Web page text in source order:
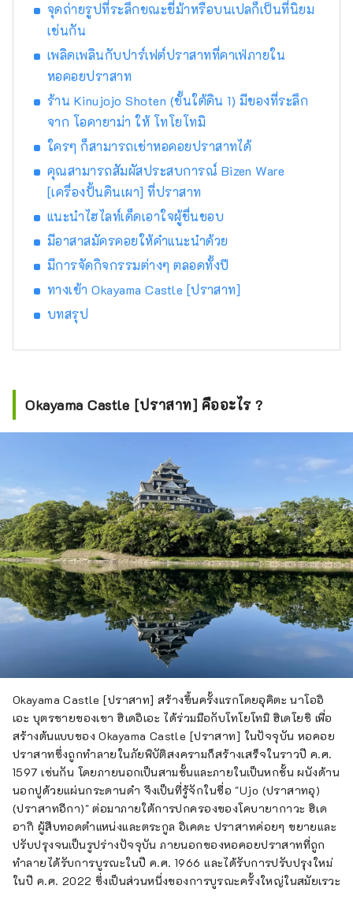
จุดถ่ายรูปที่ระลึกขณะขี่ม้าหรือบนเปลก็เป็นที่นิยม
เช่นกัน
เพลิดเพลินกับปาร์เฟต์ปราสาทที่คาเฟ่ภายใน
หอคอยปราสาท
ร้าน Kinujojo Shoten (ชั้นใต้ดิน 1) มีของที่ระลึก
จาก โอคายาม่า ให้ โทโยโทมิ
ใครๆ ก็สามารถเช่าหอคอยปราสาทได้
คุณสามารถสัมผัสประสบการณ์ Bizen Ware
[เครื่องปั้นดินเผา] ที่ปราสาท
แนะนำไฮไลท์เด็ดเอาใจผู้ชื่นชอบ
มีอาสาสมัครคอยให้คำแนะนำด้วย
มีการจัดกิจกรรมต่างๆ ตลอดทั้งปี
ทางเข้า Okayama Castle [ปราสาท]
บทสรุป
Okayama Castle [ปราสาท] คืออะไร ?
Okayama Castle [ปราสาท] สร้างขึ้นครั้งแรกโดยอุคิตะ นาโออิ
เอะ บุตรชายของเขา ฮิเดอิเอะ ได้ร่วมมือกับโทโยโทมิ ฮิเดโยชิ เพื่อ
สร้างต้นแบบของ Okayama Castle [ปราสาท] ในปัจจุบัน หอคอย
ปราสาทซึ่งถูกทำลายในภัยพิบัติสงครามก็สร้างเสร็จในราวปี ค.ศ.
1597 เช่นกัน โดยภายนอกเป็นสามชั้นและภายในเป็นหกชั้น ผนังด้าน
นอกปูด้วยแผ่นกระดานดำ จึงเป็นที่รู้จักในชื่อ "Ujo (ปราสาทอุ)
(ปราสาทอีกา)" ต่อมาภายใต้การปกครองของโคบายากาวะ ฮิเด
อากิ ผู้สืบทอดตำแหน่งและตระกูล อิเคดะ ปราสาทค่อยๆ ขยายและ
ปรับปรุงจนเป็นรูปร่างปัจจุบัน ภายนอกของหอคอยปราสาทที่ถูก
ทำลายได้รับการบูรณะในปี ค.ศ. 1966 และได้รับการปรับปรุงใหม่
ในปี ค.ศ. 2022 ซึ่งเป็นส่วนหนึ่งของการบูรณะครั้งใหญ่ในสมัยเรวะ